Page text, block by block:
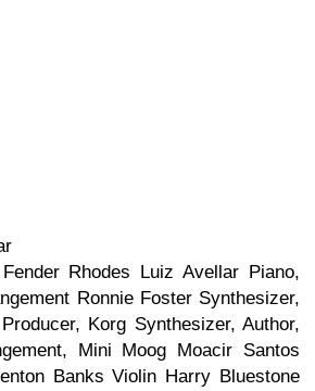
Rhodes Luiz Avellar Piano,
Ronnie FosterSynthesizer,
Korg Synthesizer, Author,
Mini Moog Moacir Santos
Banks Violin Harry Bluestone